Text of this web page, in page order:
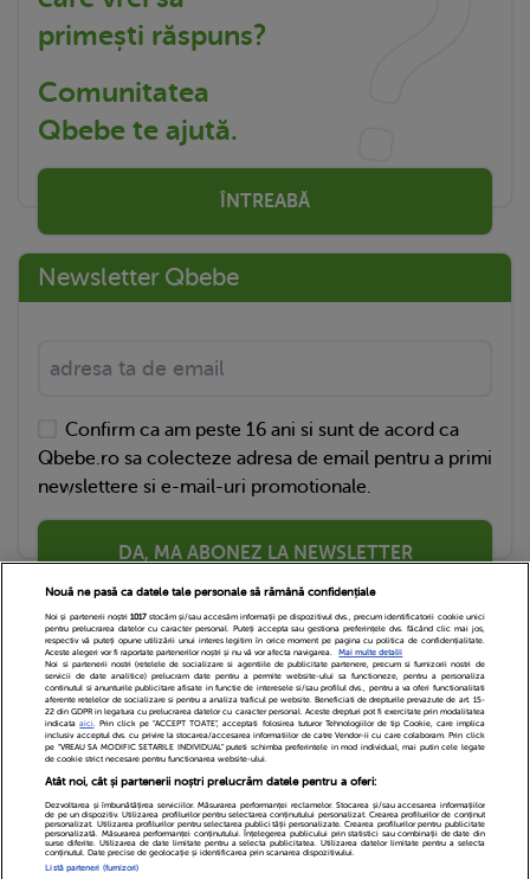
primești răspuns?
Comunitatea
Qbebe te ajută.
ÎNTREABĂ
Newsletter Qbebe
Confirm ca am peste 16 ani si sunt de acord ca
Qbebe.ro sa colecteze adresa de email pentru a primi
newslettere si e-mail-uri promotionale.
DA, MA ABONEZ LA NEWSLETTER
Echipa Editoriala Newsletter
Contact
Cariere
Cookies
Politica de confidentialitate
DivaHair Cosmetics
Despre noi
Termeni si conditii
Nouă ne pasă ca datele tale personale să rămână confidențiale
Noi și partenerii noștri 1017stocăm și/sau accesăm informații pe dispozitivul dvs., precum identificatorii cookie unici
pentru prelucrarea datelor cu caracter personal. Puteți accepta sau gestiona preferințele dvs. făcând clic mai jos,
respectiv vă puteți opune utilizării unui interes legitim în orice moment pe pagina cu politica de confidențialitate.
Aceste alegeri vor fi raportate partenerilor noștri și nu vă vor afecta navigarea.
Mai multe detalii
Noi si partenerii nostri (retelele de socializare si agentiile de publicitate partenere, precum si furnizorii nostri de
servicii de date analitice) prelucram date pentru a permite website-ului sa functioneze, pentru a personaliza
continutul si anunturile publicitare afisate in functie de interesele si/sau profilul dvs., pentru a va oferi functionalitati
aferente retelelor de socializare si pentru a analiza traficul pe website. Beneficiati de drepturile prevazute de art. 15-
22 din GDPR in legatura cu prelucrarea datelor cu caracter personal. Aceste drepturi pot fi exercitate prin modalitatea
indicataaici. Prin click pe “ACCEPT TOATE”, acceptati folosirea tuturor Tehnologiilor de tip Cookie, care implica
inclusiv acceptul dvs. cu privire la stocarea/accesarea informatiilor de catre Vendor-ii cu care colaboram. Prin click
pe “VREAU SA MODIFIC SETARILE INDIVIDUAL” puteti schimba preferintele in mod individual, mai putin cele legate
de cookie strict necesare pentru functionarea website-ului.
Atât noi, cât și partenerii noștri prelucrăm datele pentru a oferi:
Dezvoltarea și îmbunătățirea serviciilor. Măsurarea performanței reclamelor. Stocarea și/sau accesarea informațiilor
de pe un dispozitiv. Utilizarea profilurilor pentru selectarea conținutului personalizat. Crearea profilurilor de conținut
personalizat. Utilizarea profilurilor pentru selectarea publicității personalizate. Crearea profilurilor pentru publicitate
personalizată. Măsurarea performanței conținutului. Înțelegerea publicului prin statistici sau combinații de date din
surse diferite. Utilizarea de date limitate pentru a selecta publicitatea. Utilizarea datelor limitate pentru a selecta
conținutul. Date precise de geolocație și identificarea prin scanarea dispozitivului.
Listă parteneri (furnizori)